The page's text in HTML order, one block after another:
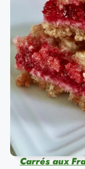
Carrés aux